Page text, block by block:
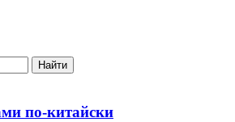
Найти
по-китайски